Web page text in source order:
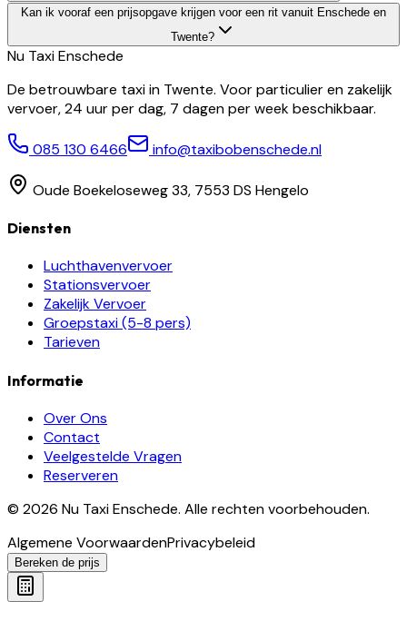
Kan ik vooraf een prijsopgave krijgen voor een rit vanuit Enschede en
Twente?
Nu TaxiEnschede
De betrouwbare taxi in Twente. Voor particulier en zakelijk
vervoer, 24 uur per dag, 7 dagen per week beschikbaar.
085 130 6466 info@taxibobenschede.nl
Oude Boekeloseweg 33, 7553 DS Hengelo
Diensten
Luchthavenvervoer
Stationsvervoer
Zakelijk Vervoer
Groepstaxi (5-8 pers)
Tarieven
Informatie
Over Ons
Contact
Veelgestelde Vragen
Reserveren
© 2026 Nu Taxi Enschede. Alle rechten voorbehouden.
Algemene VoorwaardenPrivacybeleid
Bereken de prijs